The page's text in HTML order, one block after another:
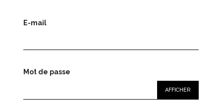
E-mail
Mot de passe
AFFICHER